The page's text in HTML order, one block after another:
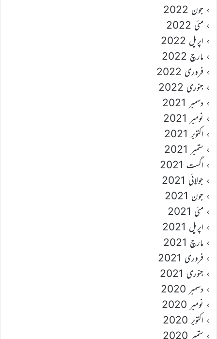
جون 2022
مئی 2022
اپریل 2022
مارچ 2022
فروری 2022
جنوری 2022
دسمبر 2021
نومبر 2021
اکتوبر 2021
ستمبر 2021
اگست 2021
جولائی 2021
جون 2021
مئی 2021
اپریل 2021
مارچ 2021
فروری 2021
جنوری 2021
دسمبر 2020
نومبر 2020
اکتوبر 2020
ستمبر 2020